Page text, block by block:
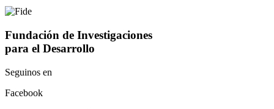
Fundación de Investigaciones
para el Desarrollo
Seguinos en
Facebook